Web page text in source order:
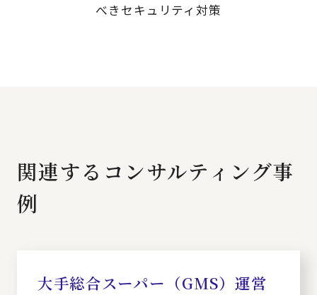
べきセキュリティ対策
関連するコンサルティング事
例
大手総合スーパー（GMS）運営